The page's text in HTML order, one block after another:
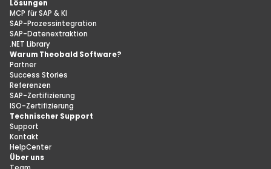
Lösungen
MCP für SAP & KI
SAP-Prozessintegration
SAP-Datenextraktion
.NET Library
Warum Theobald Software?
Partner
Success Stories
Referenzen
SAP-Zertifizierung
ISO-Zertifizierung
Technischer Support
Support
Kontakt
HelpCenter
Über uns